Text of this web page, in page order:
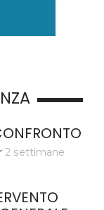
2 settimane